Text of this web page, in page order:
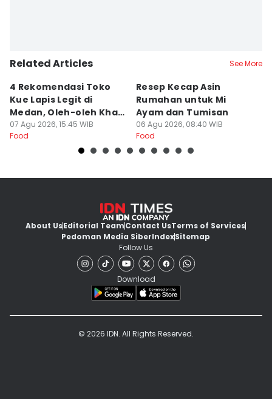
Related Articles See More
4 Rekomendasi Toko
Kue Lapis Legit di
Medan, Oleh-oleh Khas
Sumut
07 Agu 2026, 15:45 WIB
Food
Resep Kecap Asin
Rumahan untuk Mi
Ayam dan Tumisan
06 Agu 2026, 08:40 WIB
Food
About UsEditorial TeamContact UsTerms of Services
Pedoman Media SiberIndexSitemap
Follow Us
Download
© 2026 IDN. All Rights Reserved.